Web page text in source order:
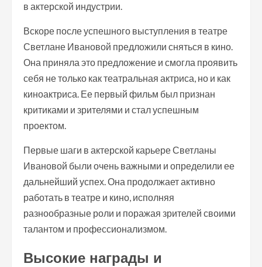
в актерской индустрии.
Вскоре после успешного выступления в театре
Светлане Ивановой предложили сняться в кино.
Она приняла это предложение и смогла проявить
себя не только как театральная актриса, но и как
киноактриса. Ее первый фильм был признан
критиками и зрителями и стал успешным
проектом.
Первые шаги в актерской карьере Светланы
Ивановой были очень важными и определили ее
дальнейший успех. Она продолжает активно
работать в театре и кино, исполняя
разнообразные роли и поражая зрителей своими
талантом и профессионализмом.
Высокие награды и